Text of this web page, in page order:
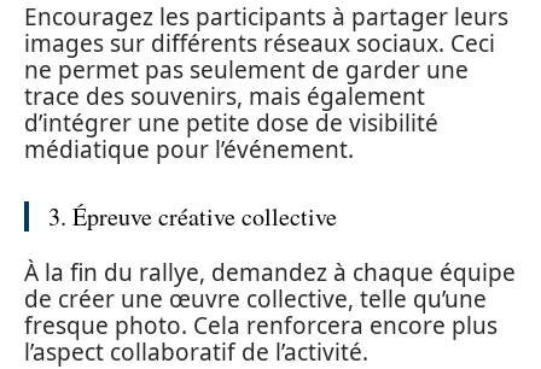
Encouragez les participants à partager leurs
images sur différents réseaux sociaux. Ceci
ne permet pas seulement de garder une
trace des souvenirs, mais également
d’intégrer une petite dose de visibilité
médiatique pour l’événement.
3. Épreuve créative collective
À la fin du rallye, demandez à chaque équipe
de créer une œuvre collective, telle qu’une
fresque photo. Cela renforcera encore plus
l’aspect collaboratif de l’activité.